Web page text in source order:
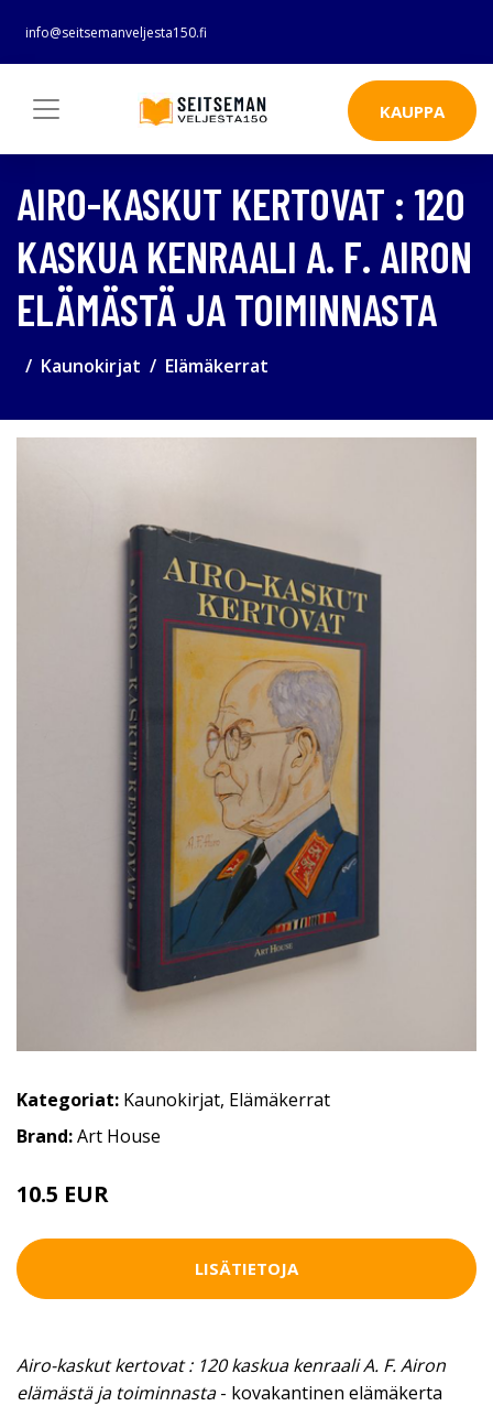
info@seitsemanveljesta150.fi
KAUPPA
AIRO-KASKUT KERTOVAT : 120
KASKUA KENRAALI A. F. AIRON
ELÄMÄSTÄ JA TOIMINNASTA
Kaunokirjat Elämäkerrat
Kategoriat: Kaunokirjat, Elämäkerrat
Brand:Art House
10.5 EUR
LISÄTIETOJA
Airo-kaskut kertovat : 120 kaskua kenraali A. F. Airon
elämästä ja toiminnasta- kovakantinen elämäkerta